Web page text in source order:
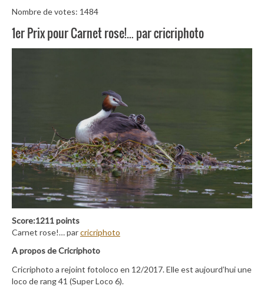
Nombre de votes: 1484
1er Prix pour Carnet rose!… par cricriphoto
Score:1211 points
Carnet rose!… parcricriphoto
A propos de Cricriphoto
Cricriphoto a rejoint fotoloco en 12/2017. Elle est aujourd’hui une
loco de rang 41 (Super Loco 6).